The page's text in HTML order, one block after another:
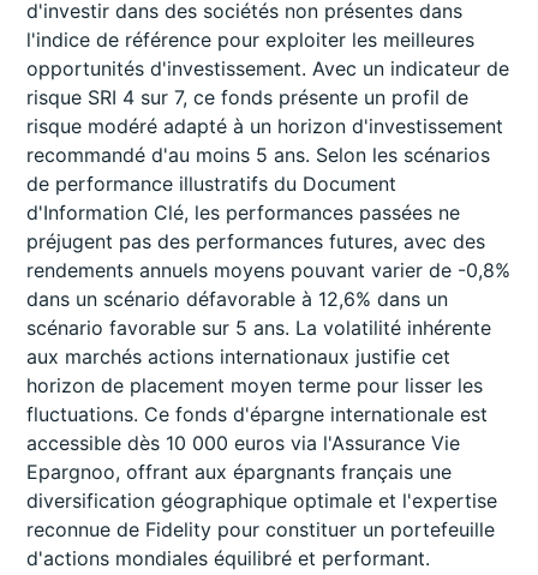
d'investir dans des sociétés non présentes dans
l'indice de référence pour exploiter les meilleures
opportunités d'investissement. Avec un indicateur de
risque SRI 4 sur 7, ce fonds présente un profil de
risque modéré adapté à un horizon d'investissement
recommandé d'au moins 5 ans. Selon les scénarios
de performance illustratifs du Document
d'Information Clé, les performances passées ne
préjugent pas des performances futures, avec des
rendements annuels moyens pouvant varier de -0,8%
dans un scénario défavorable à 12,6% dans un
scénario favorable sur 5 ans. La volatilité inhérente
aux marchés actions internationaux justifie cet
horizon de placement moyen terme pour lisser les
fluctuations. Ce fonds d'épargne internationale est
accessible dès 10 000 euros via l'Assurance Vie
Epargnoo, offrant aux épargnants français une
diversification géographique optimale et l'expertise
reconnue de Fidelity pour constituer un portefeuille
d'actions mondiales équilibré et performant.